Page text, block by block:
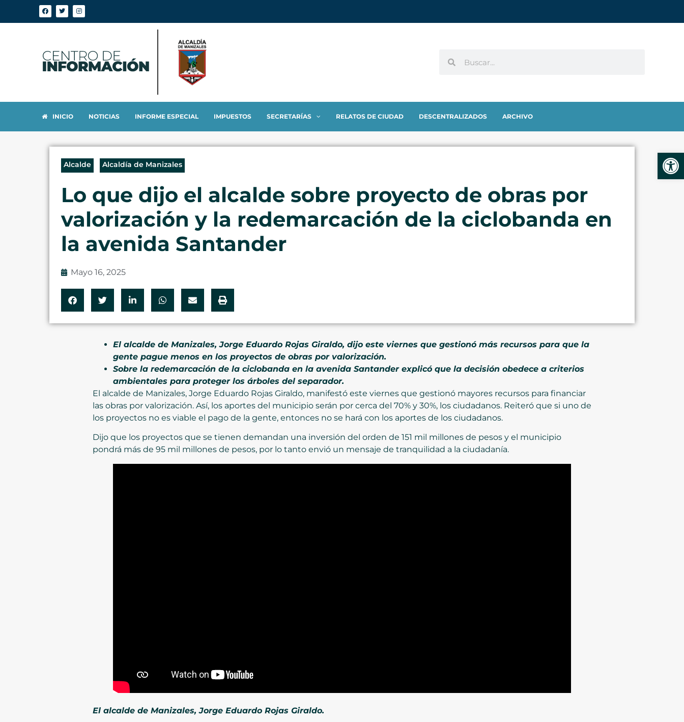
INICIO NOTICIAS INFORME ESPECIAL IMPUESTOS SECRETARÍAS RELATOS DE CIUDAD DESCENTRALIZADOS ARCHIVO
Alcalde Alcaldía de Manizales
Lo que dijo el alcalde sobre proyecto de obras por
valorización y la redemarcación de la ciclobanda en
la avenida Santander
Mayo 16, 2025
El alcalde de Manizales, Jorge Eduardo Rojas Giraldo, dijo este viernes que gestionó más recursos para que la
gente pague menos en los proyectos de obras por valorización.
Sobre la redemarcación de la ciclobanda en la avenida Santander explicó que la decisión obedece a criterios
ambientales para proteger los árboles del separador.
El alcalde de Manizales, Jorge Eduardo Rojas Giraldo, manifestó este viernes que gestionó mayores recursos para financiar
las obras por valorización. Así, los aportes del municipio serán por cerca del 70% y 30%, los ciudadanos. Reiteró que si uno de
los proyectos no es viable el pago de la gente, entonces no se hará con los aportes de los ciudadanos.
Dijo que los proyectos que se tienen demandan una inversión del orden de 151 mil millones de pesos y el municipio
pondrá más de 95 mil millones de pesos, por lo tanto envió un mensaje de tranquilidad a la ciudadanía.
El alcalde de Manizales, Jorge Eduardo Rojas Giraldo.